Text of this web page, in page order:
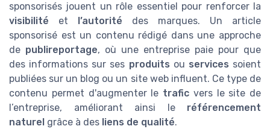
sponsorisés jouent un rôle essentiel pour renforcer la
visibilité et l’autorité des marques. Un article
sponsorisé est un contenu rédigé dans une approche
de publireportage, où une entreprise paie pour que
des informations sur ses produits ou services soient
publiées sur un blog ou un site web influent. Ce type de
contenu permet d'augmenter le trafic vers le site de
l’entreprise, améliorant ainsi le référencement
naturel grâce à des liens de qualité.